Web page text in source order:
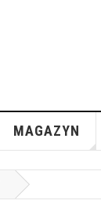
MAGAZYN